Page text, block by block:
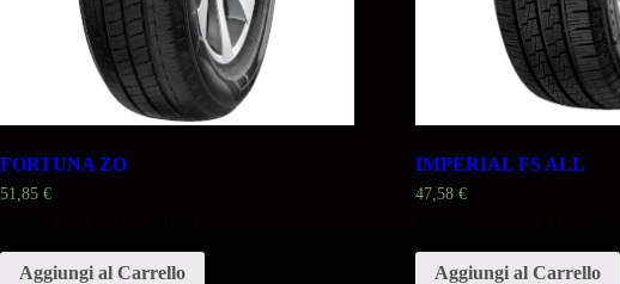
FORTUNA ZO
51,85 €
Aggiungi al Carrello
IMPERIAL FS ALL
47,58€
Aggiungi al Carrello